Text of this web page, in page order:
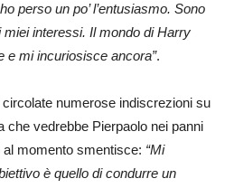
perso un po’ l’entusiasmo. Sono
interessi. Il mondo di Harry
e mi incuriosisce ancora”.
numerose indiscrezioni su
che vedrebbe Pierpaolo nei panni
momento smentisce: “Mi
è quello di condurre un